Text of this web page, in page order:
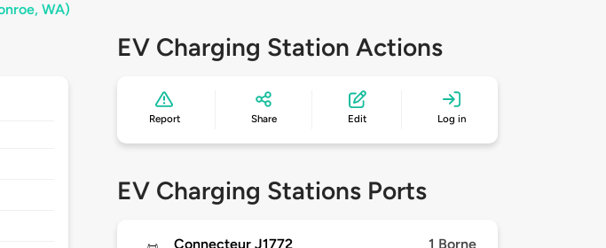
WA)
EV Charging Station Actions
Report Share Edit Log in
EV Charging Stations Ports
Connecteur J1772 1 Borne